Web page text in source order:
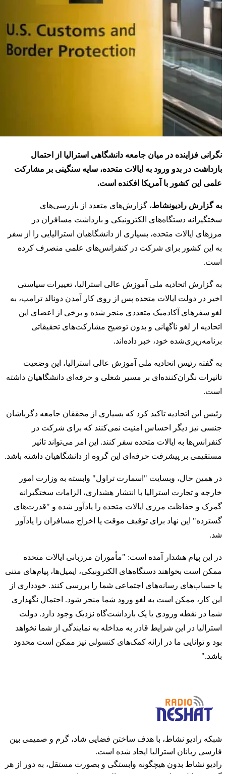
نگرانی فزاینده در میان جامعه دانشگاهی استرالیا از احتمال
بازداشت در بدو ورود به ایالات متحده، سایه سنگینی بر مشارکت
علمی این کشور با آمریکا افکنده است.
به گزارش رادیونشاط، گزارش‌های متعدد از بازرسی‌های
سختگیرانه دستگاه‌های الکترونیکی و بازداشت مسافران در
مرزهای ایالات متحده، بسیاری از دانشگاهیان استرالیایی را از سفر
به این کشور برای شرکت در کنفرانس‌های علمی منصرف کرده
است.
به گزارش اتحادیه ملی آموزش عالی استرالیا، تغییرات سیاستی
اخیر در دولت ایالات متحده پس از روی کار آمدن دونالد ترامپ، به
لغو سفرهای آکادمیک متعددی منجر شده و برخی از اعضای این
اتحادیه از لغو ناگهانی و بدون توضیح مشارکت‌های تحقیقاتی
برنامه‌ریزی‌شده خود، خبر داده‌اند.
به گفته رئیس اتحادیه ملی آموزش عالی استرالیا، این وضعیت
تاثیرات نگران‌کننده‌ای بر مسیر شغلی و حرفه‌ای دانشگاهیان داشته
است.
رئیس این اتحادیه تاکید کرد که بسیاری از محققان جامعه دگرباشان
جنسی نیز دیگر احساس امنیت نمی‌کنند که برای شرکت در
کنفرانس‌ها به ایالات متحده سفر کنند. این امر می‌تواند تاثیر
مستقیمی بر پیشرفت حرفه‌ای این گروه از دانشگاهیان داشته باشد.
در همین حال، وبسایت "اسمارت تراول" وابسته به وزارت امور
خارجه و تجارت استرالیا با انتشار هشداری، الزامات سختگیرانه
گمرک و حفاظت مرزی ایالات متحده را یادآور شده و "قدرت‌های
گسترده" این نهاد برای توقیف موقت یا اخراج مسافران را یادآور
شد.
در این پیام هشدار آمده است: "مأموران مرزبانی ایالات متحده
ممکن است بخواهند دستگاه‌های الکترونیکی، ایمیل‌ها، پیام‌های متنی
یا حساب‌های رسانه‌های اجتماعی شما را بررسی کنند. خودداری از
این کار، ممکن است به لغو ورود شما منجر شود. احتمال نگهداری
شما در نقطه ورودی یا یک بازداشت‌گاه نزدیک وجود دارد. دولت
استرالیا در این شرایط قادر به مداخله به نمایندگی از شما نخواهد
بود و توانایی ما در ارائه کمک‌های کنسولی نیز ممکن است محدود
باشد."
شبکه رادیو نشاط، با هدف ساختن فضایی شاد، گرم و صمیمی بین
فارسی زبانان استرالیا ایجاد شده است.
رادیو نشاط بدون هیچگونه وابستگی و بصورت مستقل، به دور از هر